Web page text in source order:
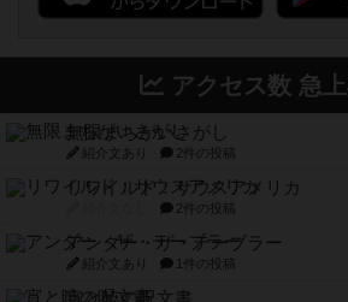
アクセス数 急
紹介文あり 2件の投稿
リワイルド：サウスアメリカ
紹介文なし 2件の投稿
紹介文あり 1件の投稿
紹介文あり 8件の投稿
セミファイナル ～お前はまだ生